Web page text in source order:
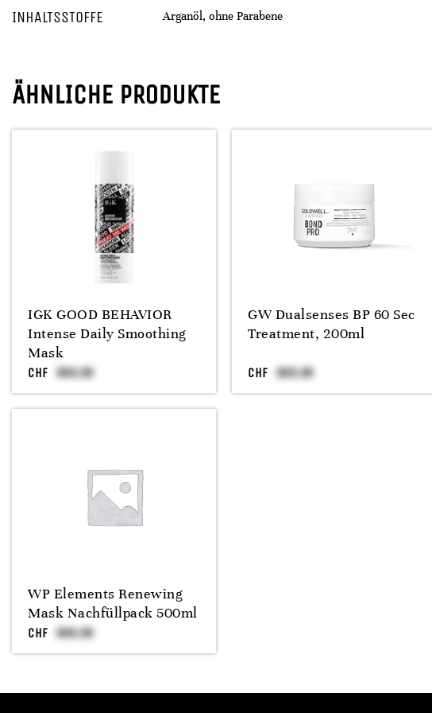
INHALTSSTOFFE Arganöl, ohne Parabene
ÄHNLICHE PRODUKTE
IGK GOOD BEHAVIOR
Intense Daily Smoothing
Mask
CHF
GW Dualsenses BP 60 Sec
Treatment, 200ml
CHF
WP Elements Renewing
Mask Nachfüllpack 500ml
CHF